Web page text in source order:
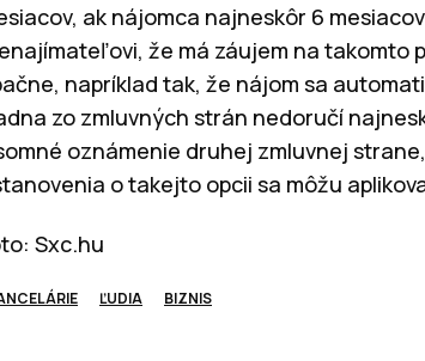
ak nájomca najneskôr 6
že má záujem na takomto
napríklad tak, že nájom sa
zo zmluvných strán nedoručí
oznámenie druhej zmluvnej
o takejto opcii sa môžu
Sxc.hu
ĽUDIA BIZNIS